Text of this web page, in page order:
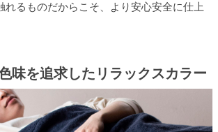
れるものだからこそ、より安心安全に仕上
味を追求したリラックスカラー